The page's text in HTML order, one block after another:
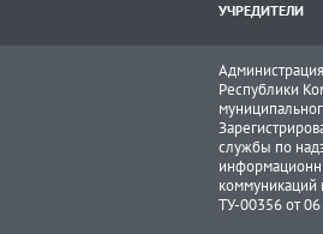
УЧРЕДИТЕЛИ
Республики
службы по
ТУ-00356 от